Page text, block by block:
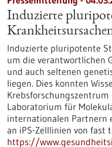
Induzierte
Induzierte pluripotente
um die verantwortlichen
und auch seltenen
liegen. Dies konnten
Krebsforschungszentrum
Laboratorium für
internationalen Partnern
an iPS-Zelllinien von fast
https://